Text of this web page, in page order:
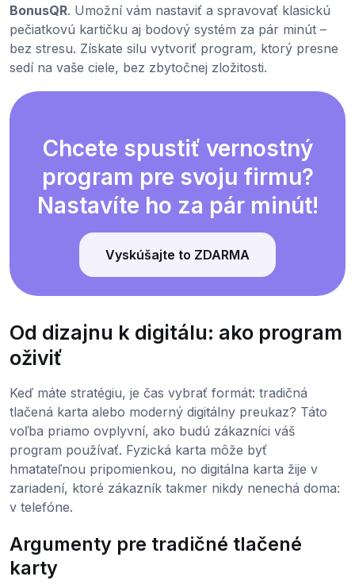
BonusQR. Umožní vám nastaviť a spravovať klasickú
pečiatkovú kartičku aj bodový systém za pár minút –
bez stresu. Získate silu vytvoriť program, ktorý presne
sedí na vaše ciele, bez zbytočnej zložitosti.
Chcete spustiť vernostný
program pre svoju firmu?
Nastavíte ho za pár minút!
Vyskúšajte to ZDARMA
Od dizajnu k digitálu: ako program
oživiť
Keď máte stratégiu, je čas vybrať formát: tradičná
tlačená karta alebo moderný digitálny preukaz? Táto
voľba priamo ovplyvní, ako budú zákazníci váš
program používať. Fyzická karta môže byť
hmatateľnou pripomienkou, no digitálna karta žije v
zariadení, ktoré zákazník takmer nikdy nenechá doma:
v telefóne.
Argumenty pre tradičné tlačené
karty